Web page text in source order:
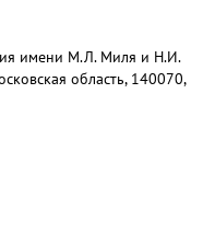
имени М.Л. Миля и Н.И.
область, 140070,